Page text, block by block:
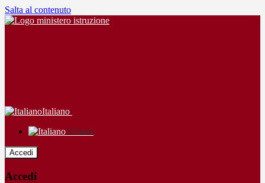
Salta al contenuto
Italiano
Italiano
Accedi
Accedi